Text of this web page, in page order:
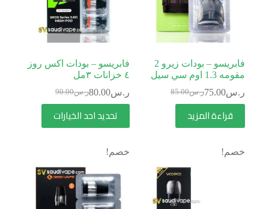
فابريسو – بودات زيرو 2
مقومه 1.3 اوم سي سيل
ر.س85.00 ر.س75.00
قراءة المزيد
فابريسو – بودات اكس روز
٤ خزانات ٣مل
ر.س90.00 ر.س80.00
تحديد احد الخيارات
خصم! خصم!